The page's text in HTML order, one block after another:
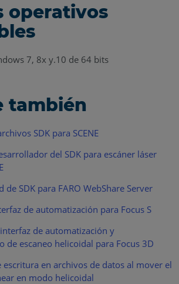
operativos
7, 8x y.10 de 64 bits
también
SDK para SCENE
del SDK para escáner láser
SDK para FARO WebShare Server
de automatización para Focus S
de automatización y
de escaneo helicoidal para Focus 3D
escritura en archivos de datos al mover el
en modo helicoidal